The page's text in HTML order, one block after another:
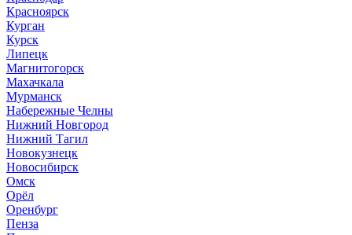
Красноярск
Курган
Курск
Липецк
Магнитогорск
Махачкала
Мурманск
Набережные Челны
Нижний Новгород
Нижний Тагил
Новокузнецк
Новосибирск
Омск
Орёл
Оренбург
Пенза